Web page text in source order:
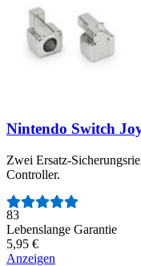
Nintendo Switch
Zwei Ersatz-
Controller.
Anzahl der Bewertungen:
83
Lebenslange Garantie
5,95 €
Anzeigen